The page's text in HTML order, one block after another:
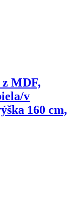
MDF,
v
160 cm,